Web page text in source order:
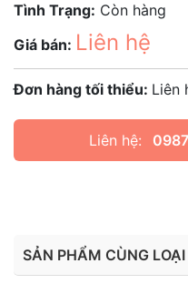
Tình Trạng: Còn hàng
Giá bán: Liên hệ
Đơn hàng tối thiểu: Liên
Liên hệ:
SẢN PHẨM CÙNG LOẠI